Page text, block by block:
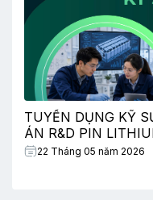
TUYỂN DỤNG KỸ
ÁN R&D PIN
22 Tháng 05 năm 2026